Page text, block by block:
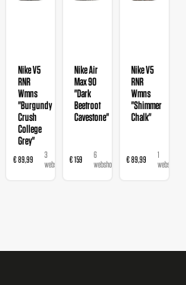
Nike V5
RNR
Wmns
"Burgundy
Crush
College
Grey"
€ 89,99
3
webshops
Nike Air
Max 90
"Dark
Beetroot
Cavestone"
€ 159
6
webshops
Nike V5
RNR
Wmns
"Shimmer
Chalk"
€ 89,99
1
webshop